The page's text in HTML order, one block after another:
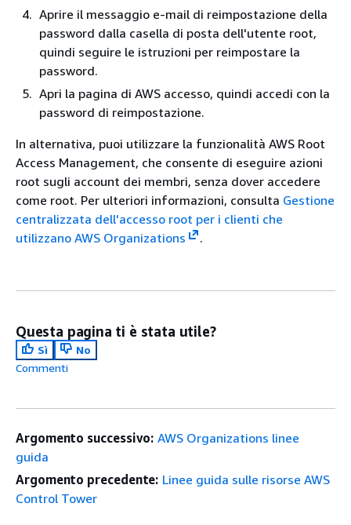
Aprire il messaggio e-mail di reimpostazione della
password dalla casella di posta dell'utente root,
quindi seguire le istruzioni per reimpostare la
password.
Apri la pagina di AWS accesso, quindi accedi con la
password di reimpostazione.
In alternativa, puoi utilizzare la funzionalità AWS Root
Access Management, che consente di eseguire azioni
root sugli account dei membri, senza dover accedere
come root. Per ulteriori informazioni, consulta Gestione
centralizzata dell'accesso root per i clienti che
utilizzano AWS Organizations
.
Questa pagina ti è stata utile?
Sì
No
Commenti
Argomento successivo: AWS Organizations linee
guida
Argomento precedente: Linee guida sulle risorse AWS
Control Tower